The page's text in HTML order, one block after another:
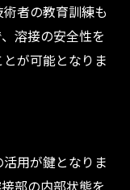
者の教育訓練も
溶接の安全性を
が可能となりま
用が鍵となりま
部の内部状態を